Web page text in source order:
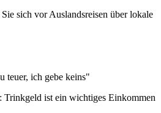
sich vor Auslandsreisen über lokale
teuer, ich gebe keins"
: Trinkgeld ist ein wichtiges Einkommen